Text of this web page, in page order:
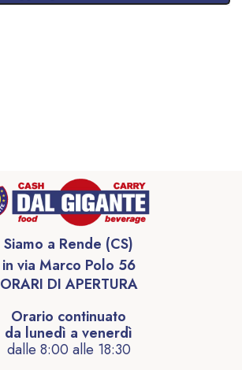
Siamo a Rende (CS)
in via Marco Polo 56
ORARI DI APERTURA
Orario continuato
da lunedì a venerdì
dalle 8:00 alle 18:30